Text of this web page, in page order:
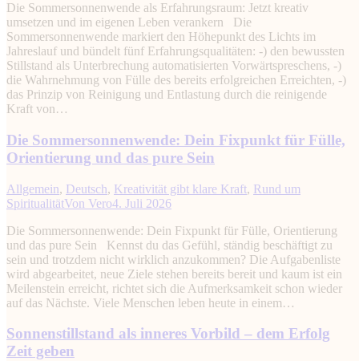
Die Sommersonnenwende als Erfahrungsraum: Jetzt kreativ
umsetzen und im eigenen Leben verankern Die
Sommersonnenwende markiert den Höhepunkt des Lichts im
Jahreslauf und bündelt fünf Erfahrungsqualitäten: -) den bewussten
Stillstand als Unterbrechung automatisierten Vorwärtspreschens, -)
die Wahrnehmung von Fülle des bereits erfolgreichen Erreichten, -)
das Prinzip von Reinigung und Entlastung durch die reinigende
Kraft von…
Die Sommersonnenwende: Dein Fixpunkt für Fülle,
Orientierung und das pure Sein
Allgemein, Deutsch, Kreativität gibt klare Kraft, Rund um
SpiritualitätVon Vero4. Juli 2026
Die Sommersonnenwende: Dein Fixpunkt für Fülle, Orientierung
und das pure Sein Kennst du das Gefühl, ständig beschäftigt zu
sein und trotzdem nicht wirklich anzukommen? Die Aufgabenliste
wird abgearbeitet, neue Ziele stehen bereits bereit und kaum ist ein
Meilenstein erreicht, richtet sich die Aufmerksamkeit schon wieder
auf das Nächste. Viele Menschen leben heute in einem…
Sonnenstillstand als inneres Vorbild – dem Erfolg
Zeit geben